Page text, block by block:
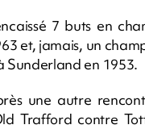
7 buts en
et, jamais, un
Sunderland en 1953.
une autre
Trafford contre